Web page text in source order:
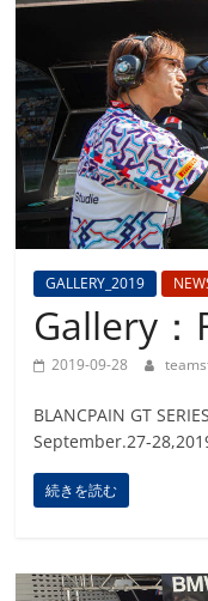
M4GT3
GALLERY_2019
Gallery
2019-09-28
BLANCPAIN GT
September.27-
続きを読む